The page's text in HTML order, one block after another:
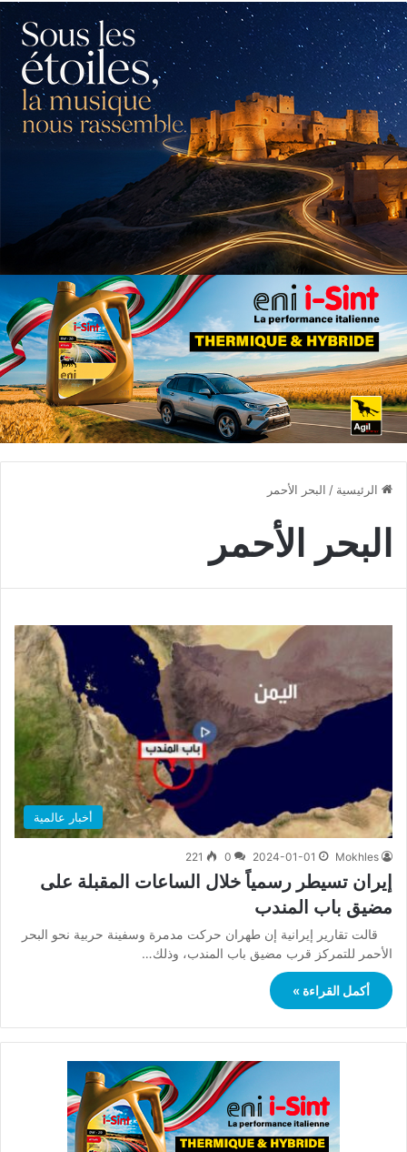
الرئيسية / البحر الأحمر
البحر الأحمر
أخبار عالمية
Mokhles
2024-01-01
0
221
إيران تسيطر رسمياً خلال الساعات المقبلة على
مضيق باب المندب
قالت تقارير إيرانية إن طهران حركت مدمرة وسفينة حربية نحو البحر
الأحمر للتمركز قرب مضيق باب المندب، وذلك…
أكمل القراءة »